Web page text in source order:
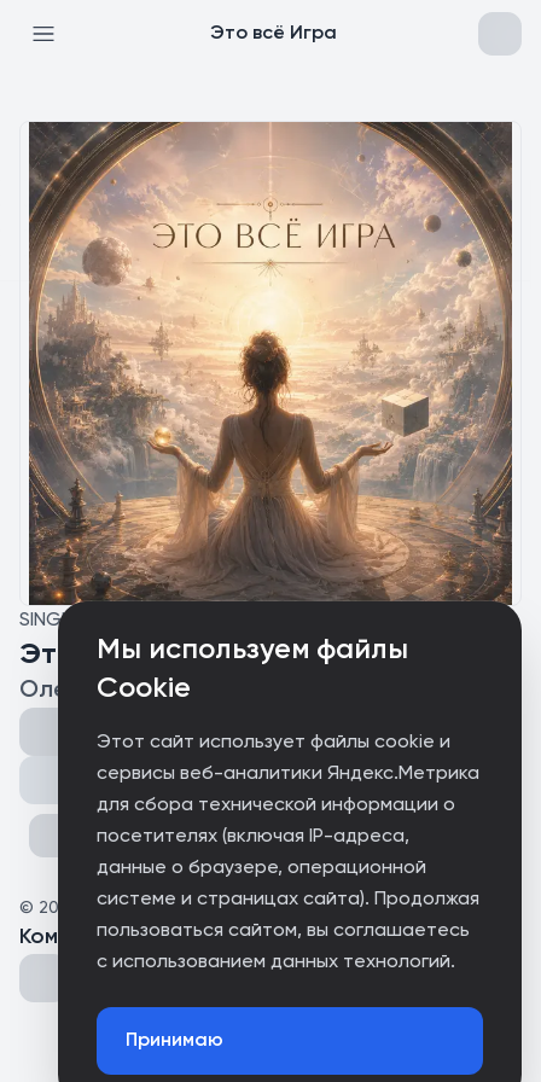
Мы используем файлы
Cookie
Этот сайт использует файлы cookie и
сервисы веб-аналитики Яндекс.Метрика
для сбора технической информации о
посетителях (включая IP-адреса,
данные о браузере, операционной
системе и страницах сайта). Продолжая
пользоваться сайтом, вы соглашаетесь
с использованием данных технологий.
Принимаю
Это всё Игра
SINGLE
Это всё Игра
Олеся Елисеева
Поделиться
© 2026 ELISEYA MUSIC
Комментарии(0 )